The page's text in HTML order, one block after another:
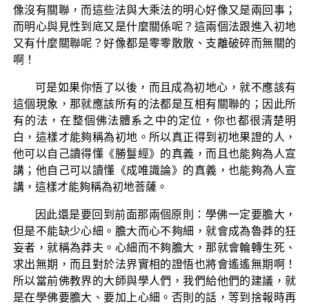
像沒有關聯，而這些法與大乘法的明心好像又是兩回事；
而明心與見性到底又是什麼關係呢？這兩個法跟進入初地
又有什麼關聯呢？好像都是零零散散、支離破碎而無關的
啊！
可是如果你悟了以後，而且成為初地心，就不應該有
這個現象，那就應該所有的法都是互相有關聯的；因此所
有的法，在整個佛法體系之中的定位，你也都很清楚明
白，這樣才能夠稱為初地。所以真正得到初地果證的人，
他可以自己讀得懂《勝鬘經》的真義，而且也能夠為人宣
講；他自己可以讀懂《成唯識論》的真義，也能夠為人宣
講，這樣才能夠稱為初地菩薩。
因此還是要回到前面那兩個原則：學佛一定要膽大，
但是不能缺少心細。膽大而心不夠細，就會成為魯莽的狂
妄者，就稱為莽夫。心細而不夠膽大，那就會輪轉生死、
求出無期，而且對於法界實相的證悟也將會遙遙無期啊！
所以當前佛教界的大師與學人們，我們給他們的建議，就
是在學佛要膽大、要加上心細。否則的話，等到捨報時再